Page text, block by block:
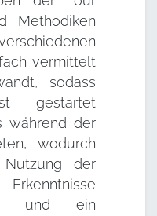
Methodiken
vermittelt
sodass
gestartet
während der
wodurch
Nutzung der
und ein